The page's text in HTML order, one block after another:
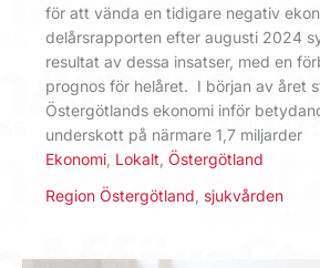
för att vända en tidigare negativ
delårsrapporten efter augusti 2024
resultat av dessa insatser, med en
prognos för helåret. I början av året
Östergötlands ekonomi inför
underskott på närmare 1,7 miljarder
Ekonomi Lokalt Östergötland
Region Östergötland sjukvården